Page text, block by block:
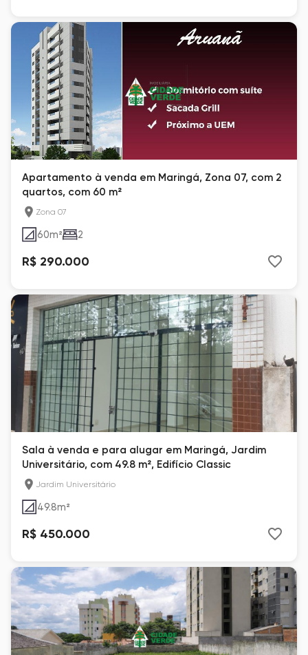
Apartamento à venda em Maringá, Zona 07, com 2
quartos, com 60 m²
Zona 07
60m² 2
R$ 290.000
Sala à venda e para alugar em Maringá, Jardim
Universitário, com 49.8 m², Edifício Classic
Jardim Universitário
49.8m²
R$ 450.000